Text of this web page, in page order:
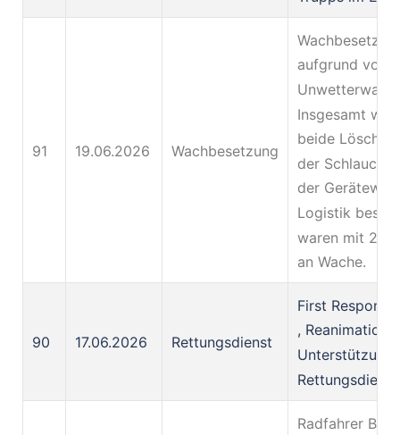
91 19.06.2026 Wachbesetzung
aufgrund von
Insgesamt
beide
der
der
Logistik
waren mit 23
an Wache.
90 17.06.2026 Rettungsdienst
First
, Reanimation
Unterstützung
Radfahrer